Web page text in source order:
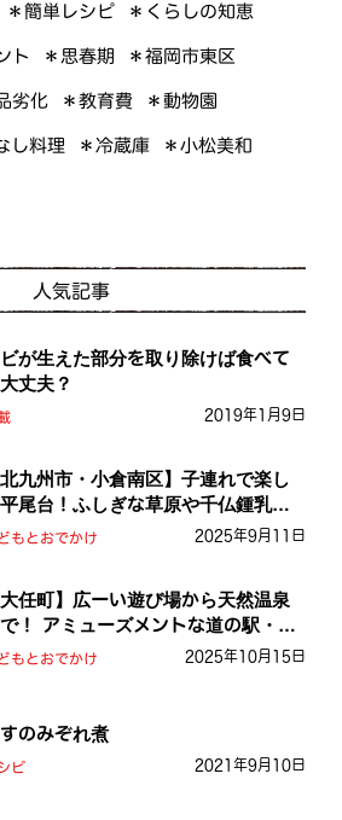
＊簡単レシピ ＊くらしの知恵
ト ＊思春期 ＊福岡市東区
劣化 ＊教育費 ＊動物園
し料理 ＊冷蔵庫 ＊小松美和
人気記事
が生えた部分を取り除けば食べて
丈夫？
2019年1月9日
北九州市・小倉南区】子連れで楽し
尾台！ふしぎな草原や千仏鍾乳洞
検しよう！
もとおでかけ 2025年9月11日
大任町】広ーい遊び場から天然温泉
で！ アミューズメントな道の駅・お
う桜街道
もとおでかけ 2025年10月15日
のみぞれ煮
ピ 2021年9月10日